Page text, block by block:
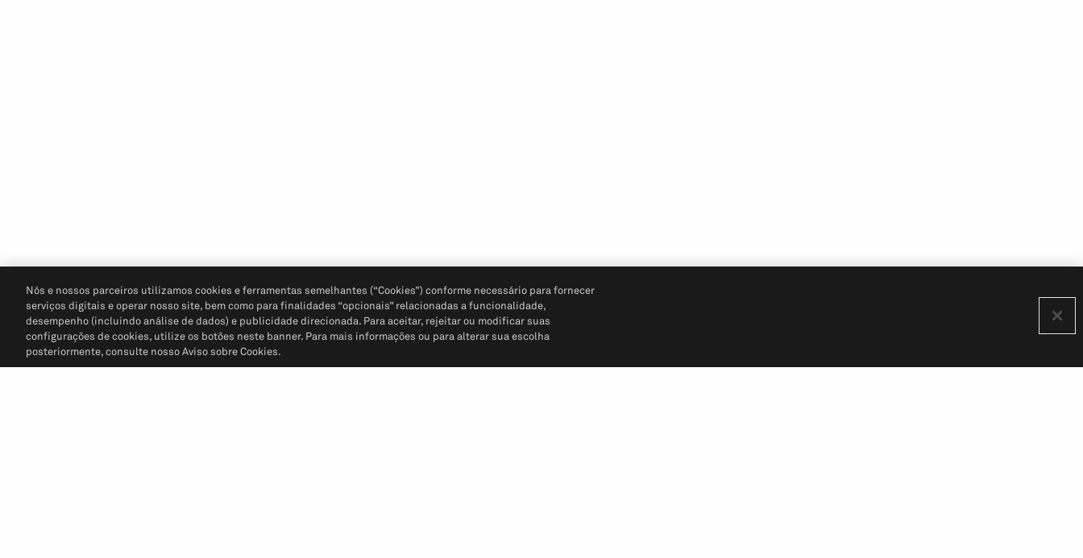
Nós e nossos parceiros utilizamos cookies e ferramentas semelhantes (“Cookies”) conforme necessário para fornecer
serviços digitais e operar nosso site, bem como para finalidades “opcionais” relacionadas a funcionalidade,
desempenho (incluindo análise de dados) e publicidade direcionada. Para aceitar, rejeitar ou modificar suas
configurações de cookies, utilize os botões neste banner. Para mais informações ou para alterar sua escolha
posteriormente, consulte nosso Aviso sobre Cookies.